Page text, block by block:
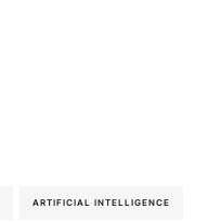
ARTIFICIAL INTELLIGENCE